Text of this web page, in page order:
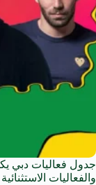
جدول فعاليات دبي
والفعاليات